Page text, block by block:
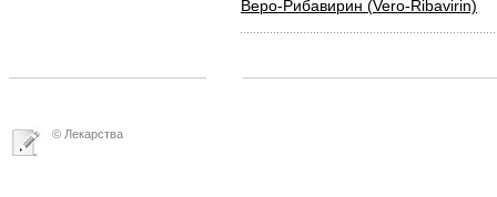
Веро-Рибавирин (Vero-Ribavirin)
© Лекарства